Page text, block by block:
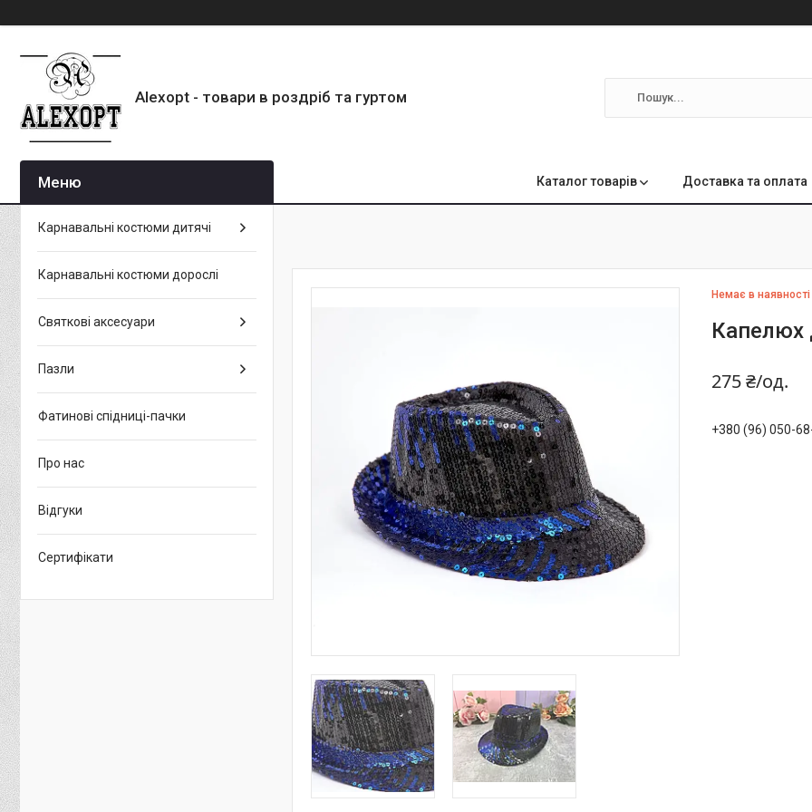
Alexopt - товари в роздріб та гуртом
Каталог товарів Доставка та оплата
Немає в наявності
Капелюх
275 ₴/од.
+380 (96) 050-
Карнавальні костюми дитячі
Карнавальні костюми дорослі
Святкові аксесуари
Пазли
Фатинові спідниці-пачки
Про нас
Відгуки
Сертифікати